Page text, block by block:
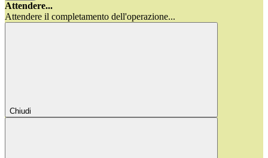
Attendere...
Attendere il completamento dell'operazione...
Chiudi